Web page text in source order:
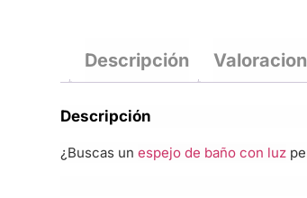
Descripción
Descripción
¿Buscas unespejo de baño con luz